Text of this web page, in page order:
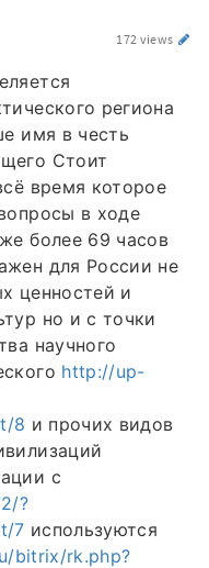
172 views
региона
имя в честь
Стоит
время которое
в ходе
более 69 часов
для России не
ценностей и
но и с точки
научного
http://up-
8 и прочих видов
с
?
7 используются
bitrix/rk.php?